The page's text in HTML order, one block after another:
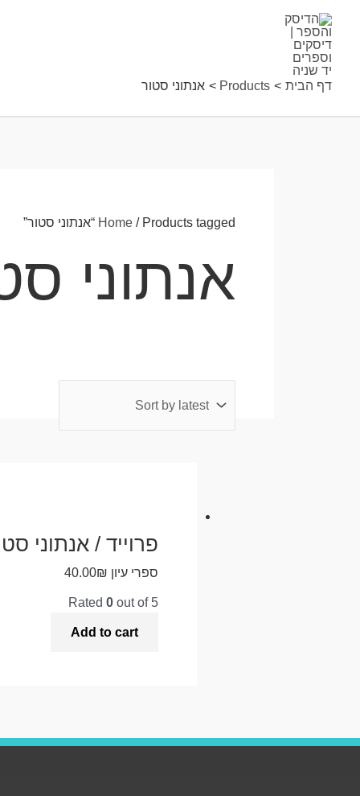
דף הבית Products אנתוני סטור
Home / Products tagged “אנתוני סטור”
אנתוני
פרוייד / אנתוני
ספרי עיון 40.00₪
Rated 0 out of 5
Add to cart